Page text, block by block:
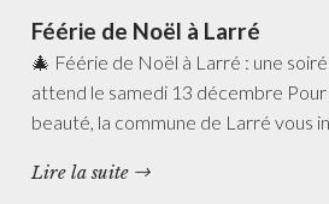
Féérie de Noël à Larré
🎄 Féérie de Noël à Larré : une
attend le samedi 13 décembre Pour
beauté, la commune de Larré vous
Lire la suite